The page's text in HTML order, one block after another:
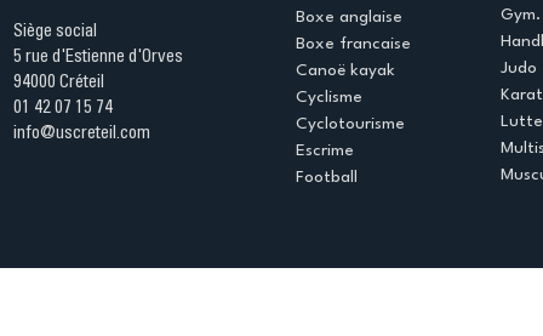
Siège social
5 rue d'Estienne d'Orves
94000 Créteil
01 42 07 15 74
info@uscreteil.com
Boxe anglaise
Boxe francaise
Canoë kayak
Cyclisme
Cyclotourisme
Escrime
Football
Judo
Lutte